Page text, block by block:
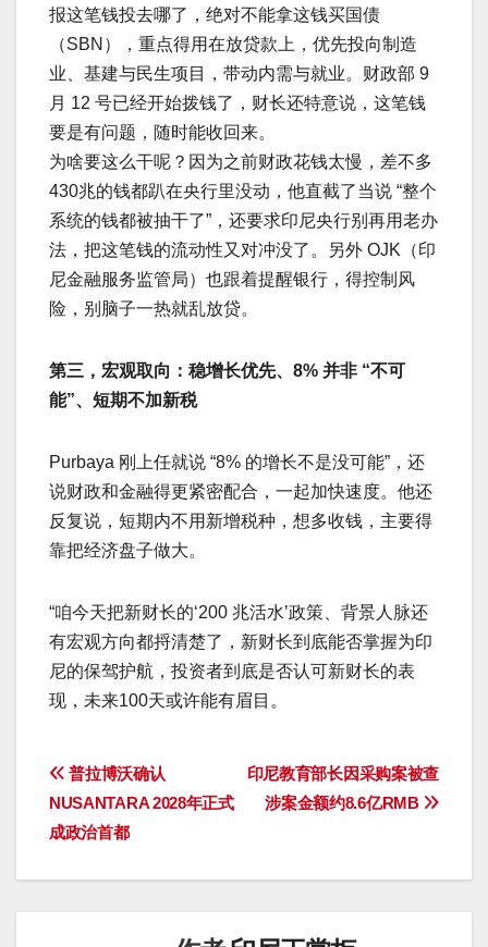
报这笔钱投去哪了，绝对不能拿这钱买国债
（SBN），重点得用在放贷款上，优先投向制造
业、基建与民生项目，带动内需与就业。财政部 9
月 12 号已经开始拨钱了，财长还特意说，这笔钱
要是有问题，随时能收回来。​
为啥要这么干呢？因为之前财政花钱太慢，差不多
430兆的钱都趴在央行里没动，他直截了当说 “整个
系统的钱都被抽干了”，还要求印尼央行别再用老办
法，把这笔钱的流动性又对冲没了。另外 OJK（印
尼金融服务监管局）也跟着提醒银行，得控制风
险，别脑子一热就乱放贷。​
第三，宏观取向：稳增长优先、8% 并非 “不可
能”、短期不加新税​
Purbaya 刚上任就说 “8% 的增长不是没可能”，还
说财政和金融得更紧密配合，一起加快速度。他还
反复说，短期内不用新增税种，想多收钱，主要得
靠把经济盘子做大。​
“咱今天把新财长的‘200 兆活水’政策、背景人脉还
有宏观方向都捋清楚了，新财长到底能否掌握为印
尼的保驾护航，投资者到底是否认可新财长的表
现，未来100天或许能有眉目。
文
章
导
印尼教育部长因采购案被查
涉案金额约8.6亿RMB
普拉博沃确认
NUSANTARA 2028年正式
成政治首都